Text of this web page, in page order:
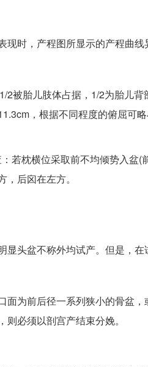
现时，产程图所显示的产程曲线
2被胎儿肢体占据，1/2为胎儿
，根据不同程度的俯屈可
若枕横位采取前不均倾势入盆
后囟在左方。
显头盆不称外均试产。但是，
面为前后径一系列狭小的骨盆
必须以剖宫产结束分娩。